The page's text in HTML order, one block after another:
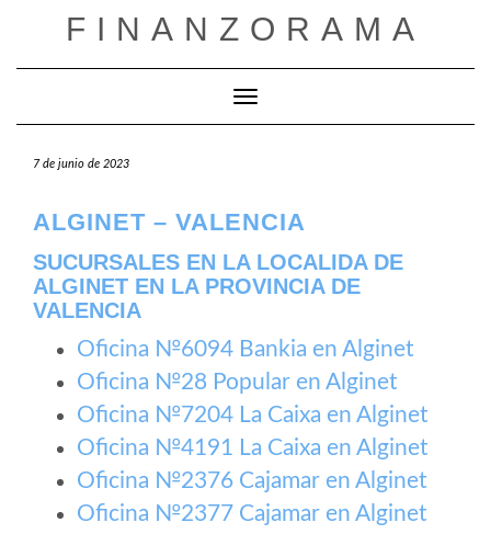
FINANZORAMA
Cambiar modo de navegación
7 de junio de 2023
ALGINET – VALENCIA
SUCURSALES EN LA LOCALIDA DE
ALGINET EN LA PROVINCIA DE
VALENCIA
Oficina №6094 Bankia en Alginet
Oficina №28 Popular en Alginet
Oficina №7204 La Caixa en Alginet
Oficina №4191 La Caixa en Alginet
Oficina №2376 Cajamar en Alginet
Oficina №2377 Cajamar en Alginet